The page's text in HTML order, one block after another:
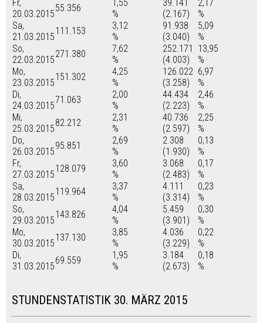
Fr,
20.03.2015
55.356
1,55
%
39.141
(2.167)
2,17
%
Sa,
21.03.2015
111.153
3,12
%
91.938
(3.040)
5,09
%
So,
22.03.2015
271.380
7,62
%
252.171
(4.003)
13,95
%
Mo,
23.03.2015
151.302
4,25
%
126.022
(3.258)
6,97
%
Di,
24.03.2015
71.063
2,00
%
44.434
(2.223)
2,46
%
Mi,
25.03.2015
82.212
2,31
%
40.736
(2.597)
2,25
%
Do,
26.03.2015
95.851
2,69
%
2.308
(1.930)
0,13
%
Fr,
27.03.2015
128.079
3,60
%
3.068
(2.483)
0,17
%
Sa,
28.03.2015
119.964
3,37
%
4.111
(3.314)
0,23
%
So,
29.03.2015
143.826
4,04
%
5.459
(3.901)
0,30
%
Mo,
30.03.2015
137.130
3,85
%
4.036
(3.229)
0,22
%
Di,
31.03.2015
69.559
1,95
%
3.184
(2.673)
0,18
%
STUNDENSTATISTIK 30. MÄRZ 2015